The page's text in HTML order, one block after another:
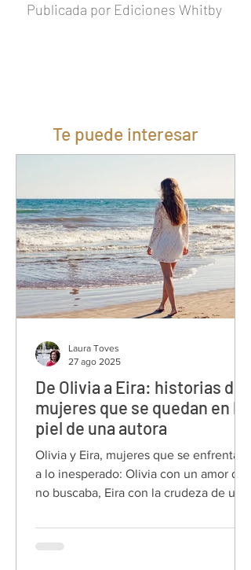
Publicada por Ediciones Whitby
Te puede interesar
De Olivia a Eira: historias de
mujeres que se quedan en la
piel de una autora
Olivia y Eira, mujeres que se enfrentan
a lo inesperado: Olivia con un amor que
no buscaba, Eira con la crudeza de un
Laura Toves
27 ago 2025